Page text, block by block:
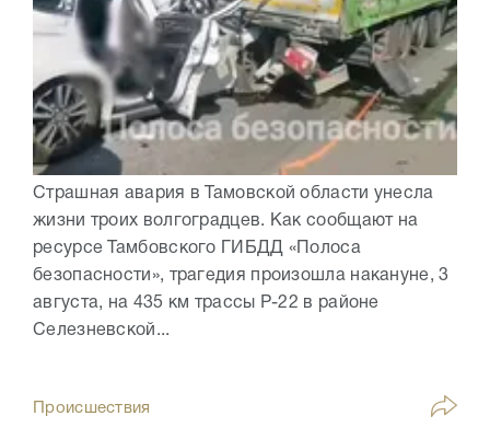
Страшная авария в Тамовской области унесла
жизни троих волгоградцев. Как сообщают на
ресурсе Тамбовского ГИБДД «Полоса
безопасности», трагедия произошла накануне, 3
августа, на 435 км трассы Р-22 в районе
Селезневской...
Происшествия